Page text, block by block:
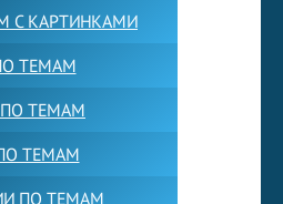
С КАРТИНКАМИ
ТЕМАМ
ТЕМАМ
ТЕМАМ
ПО ТЕМАМ